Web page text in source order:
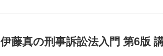
伊藤真の刑事訴訟法入門 第6版